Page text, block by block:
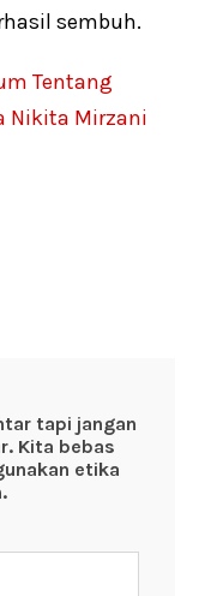
sembuh.
Tentang
Nikita Mirzani
tapi jangan
Kita bebas
etika